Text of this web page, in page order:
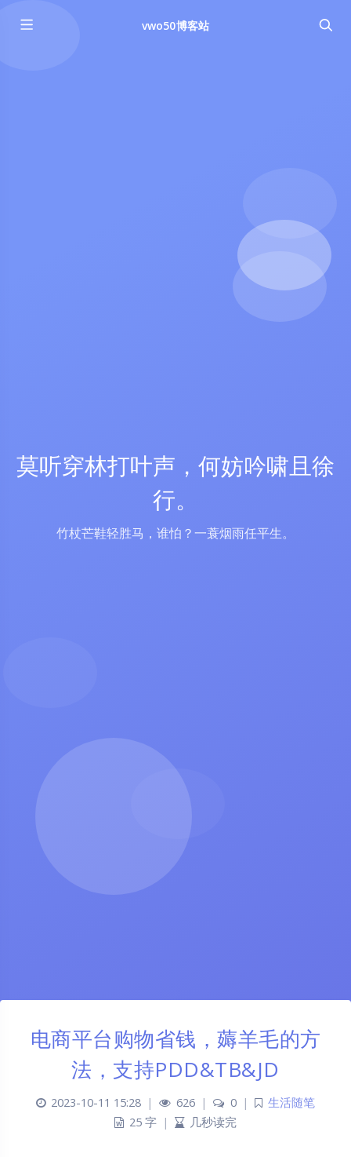
vwo50博客站
莫听穿林打叶声，何妨吟啸且徐
行。
竹杖芒鞋轻胜马，谁怕？一蓑烟雨任平生。
电商平台购物省钱，薅羊毛的方
法，支持PDD&TB&JD
2023-10-11 15:28 | 626 | 0 |
生活随笔
25 字 | 几秒读完